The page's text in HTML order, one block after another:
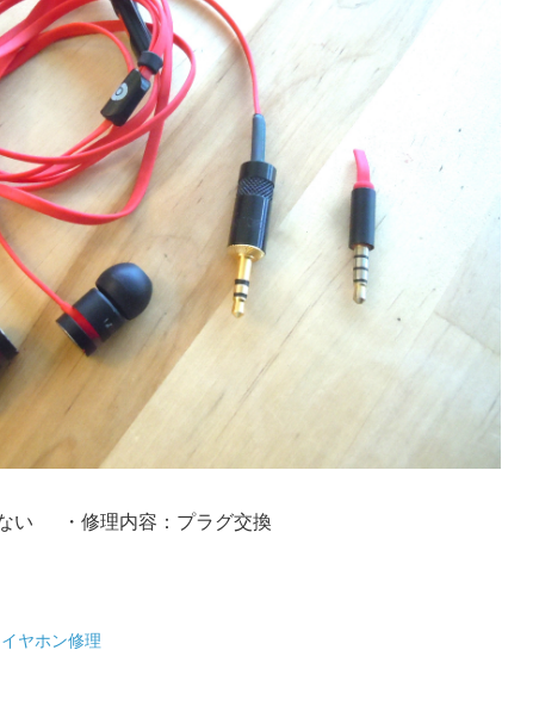
ない ・修理内容：プラグ交換
イヤホン修理